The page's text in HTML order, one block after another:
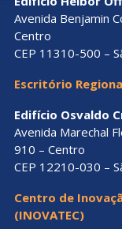
Avenida Benjamin
Centro
CEP 11310-500 –
Escritório
Edifício Osvaldo
Avenida Marechal
910 – Centro
CEP 12210-030 –
Centro de
(INOVATEC)